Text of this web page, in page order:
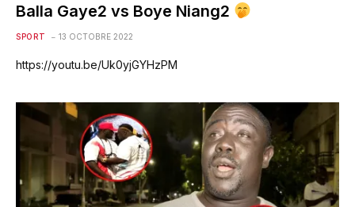
Balla Gaye2 vs Boye Niang2
SPORT 13 OCTOBRE 2022
https://youtu.be/Uk0yjGYHzPM